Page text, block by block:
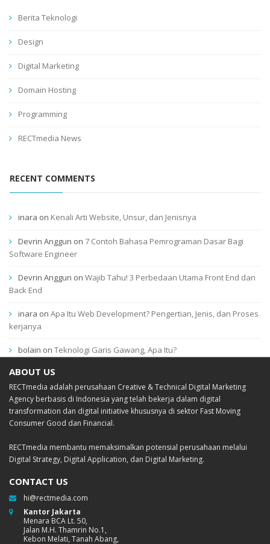
Berita Teknologi
Design
Digital Marketing
Domain Hosting
Programming
RECTmedia News
RECENT COMMENTS
inara on Kenali Arti Website, Unsur, dan Jenisnya
Devrin Anggun on 7 Contoh Bahasa Pemrograman Dasar Bagi
Software Engineer
Devrin Anggun on Wajib Tahu! 3 Perbedaan Utama Front End dan
Back End
inara on Apa Itu Web Development? Pengertian, Jenis, dan Proses
kerjanya
bolain on Teknologi Garis Gawang, Apa Itu?
ABOUT US
RECTmedia adalah perusahaan Creative & Technical Digital Marketing
Agency berbasis di Indonesia yang telah bekerja dalam digital
transformation dan digital initiative khususnya di sektor Fast Moving
Consumer Good dan Financial.
RECTmedia membantu memaksimalkan potensial perusahaan melalui
Digital Strategy, Digital Application, dan Digital Marketing.
CONTACT US
hi@rectmedia.com
Kantor Jakarta
Menara BCA Lt. 50,
Jalan M.H. Thamrin No.1,
Kebon Melati, Tanah Abang,